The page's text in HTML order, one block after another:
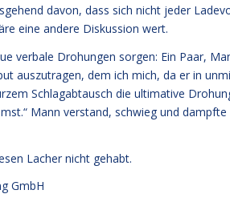
davon, dass sich nicht jeder
eine andere Diskussion wert.
verbale Drohungen sorgen: Ein Paar,
auszutragen, dem ich mich, da er in
Schlagabtausch die ultimative
Mann verstand, schwieg und
Lacher nicht gehabt.
GmbH